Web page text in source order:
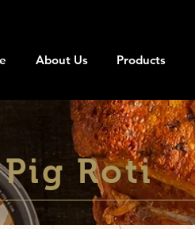
About Us Products
Roti